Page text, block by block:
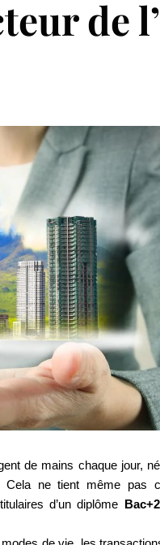
de
de mains chaque jour,
Cela ne tient même pas
d’un diplôme